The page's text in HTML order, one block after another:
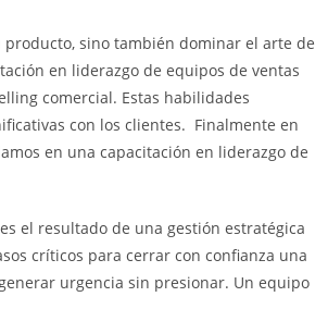
sino también dominar el arte de
en liderazgo de equipos de ventas
comercial. Estas habilidades
con los clientes. Finalmente en
en una capacitación en liderazgo de
el resultado de una gestión estratégica
críticos para cerrar con confianza una
urgencia sin presionar. Un equipo